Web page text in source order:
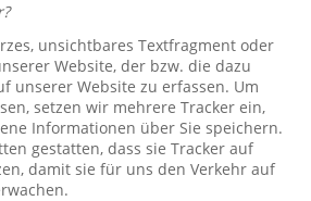
unsichtbares Textfragment oder
Website, der bzw. die dazu
unserer Website zu erfassen. Um
setzen wir mehrere Tracker ein,
Informationen über Sie speichern.
gestatten, dass sie Tracker auf
damit sie für uns den Verkehr auf